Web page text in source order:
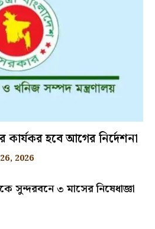
কার্যকর হবে আগের নির্দেশনা
2026
সুন্দরবনে ৩ মাসের নিষেধাজ্ঞা